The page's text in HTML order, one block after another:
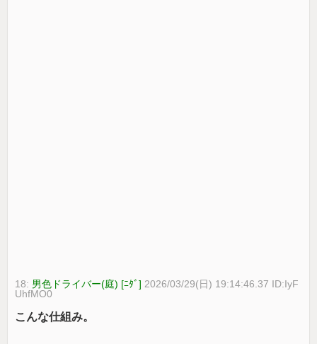
18: 男色ドライバー(庭) [ﾆﾀﾞ] 2026/03/29(日) 19:14:46.37 ID:IyF
UhfMO0
こんな仕組み。